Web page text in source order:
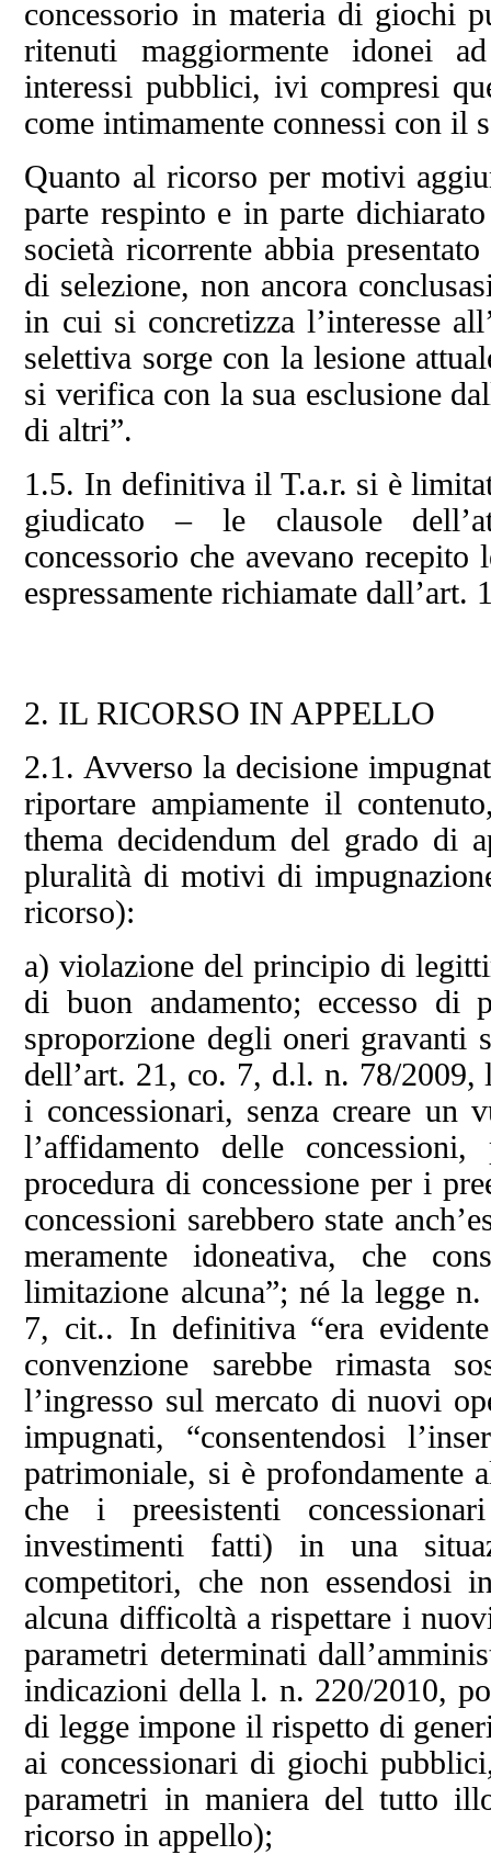
concessorio in materia di giochi
ritenuti maggiormente idonei
interessi pubblici, ivi compresi
come intimamente connessi con il
Quanto al ricorso per motivi
parte respinto e in parte
società ricorrente abbia
di selezione, non ancora
in cui si concretizza l’interesse
selettiva sorge con la lesione
si verifica con la sua esclusione
di altri”.
1.5. In definitiva il T.a.r. si è
giudicato – le clausole
concessorio che avevano
espressamente richiamate
2. IL RICORSO IN APPELLO
2.1. Avverso la decisione
riportare ampiamente il
thema decidendum del grado di
pluralità di motivi di
ricorso):
a) violazione del principio di
di buon andamento; eccesso di
sproporzione degli oneri gravanti
dell’art. 21, co. 7, d.l. n. 78/2009,
i concessionari, senza creare un
l’affidamento delle
procedura di concessione per i
concessioni sarebbero state
meramente idoneativa, che
limitazione alcuna”; né la legge
7, cit.. In definitiva “era
convenzione sarebbe rimasta
l’ingresso sul mercato di nuovi
impugnati, “consentendosi
patrimoniale, si è profondamente
che i preesistenti
investimenti fatti) in una
competitori, che non essendosi
alcuna difficoltà a rispettare i
parametri determinati
indicazioni della l. n. 220/2010,
di legge impone il rispetto di
ai concessionari di giochi
parametri in maniera del tutto
ricorso in appello);